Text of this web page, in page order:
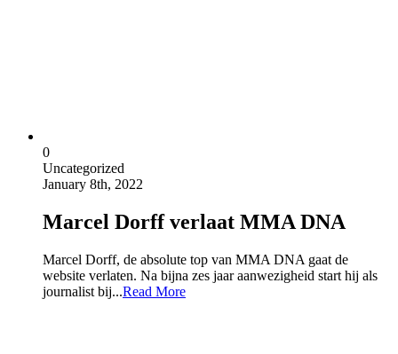
0
Uncategorized
January 8th, 2022
Marcel Dorff verlaat MMA DNA
Marcel Dorff, de absolute top van MMA DNA gaat de
website verlaten. Na bijna zes jaar aanwezigheid start hij als
journalist bij...Read More